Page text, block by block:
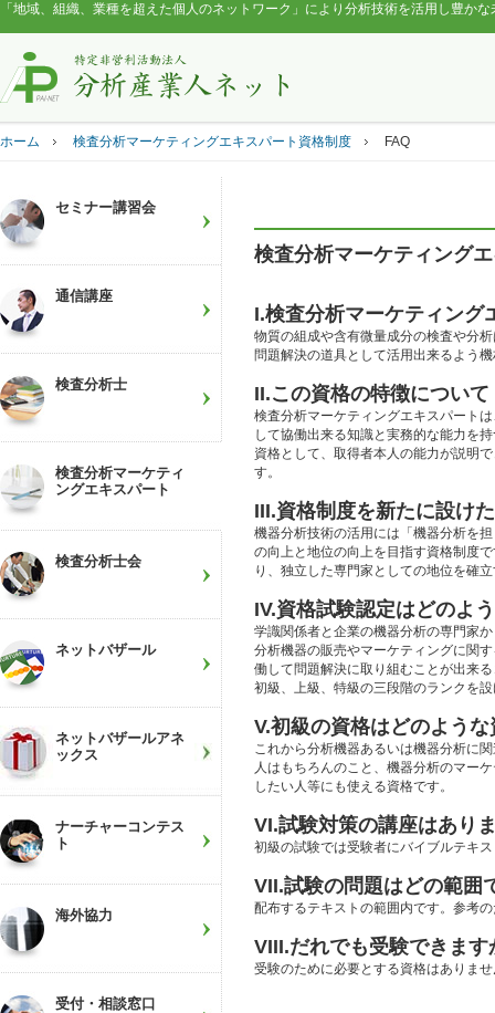
「地域、組織、業種を超えた個人のネットワーク」により分析技術を活用し豊か
ホーム 検査分析マーケティングエキスパート資格制度 FAQ
セミナー講習会
通信講座
検査分析士
検査分析マーケティ
ングエキスパート
検査分析士会
ネットバザール
ネットバザールアネ
ックス
ナーチャーコンテス
ト
海外協力
受付・相談窓口
検査分析マーケティング
I.検査分析マーケティング
物質の組成や含有微量成分の検査や分
問題解決の道具として活用出来るよう
II.この資格の特徴について
検査分析マーケティングエキスパート
して協働出来る知識と実務的な能力を
資格として、取得者本人の能力が説明
す。
III.資格制度を新たに設け
機器分析技術の活用には「機器分析を
の向上と地位の向上を目指す資格制度
り、独立した専門家としての地位を確
IV.資格試験認定はどのよ
学識関係者と企業の機器分析の専門家
分析機器の販売やマーケティングに関
働して問題解決に取り組むことが出来
初級、上級、特級の三段階のランクを
V.初級の資格はどのよう
これから分析機器あるいは機器分析に
人はもちろんのこと、機器分析のマー
したい人等にも使える資格です。
VI.試験対策の講座はあり
初級の試験では受験者にバイブルテキ
VII.試験の問題はどの範囲
配布するテキストの範囲内です。参考
VIII.だれでも受験できます
受験のために必要とする資格はありま